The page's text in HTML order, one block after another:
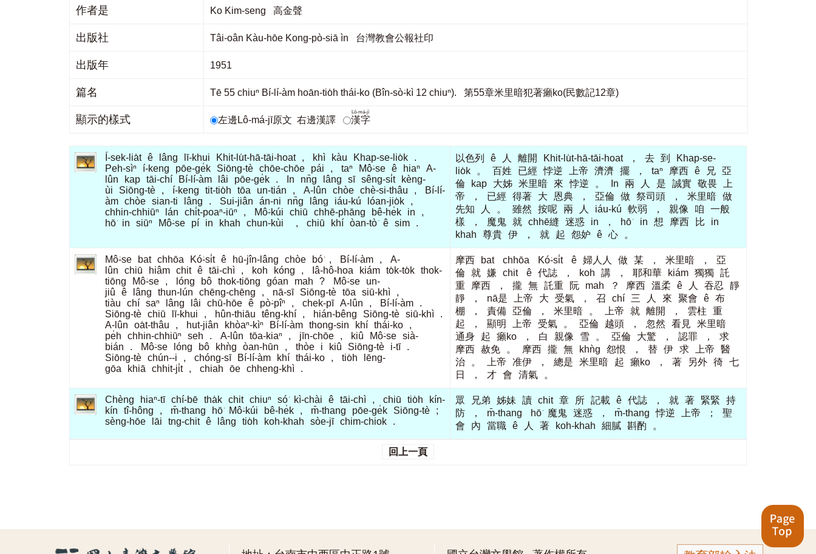
作者是 Ko Kim-seng 高金聲
出版社 Tâi-oân Kàu-hōe Kong-pò-siā ìn 台灣教會公報社印
出版年 1951
篇名 Tē 55 chiuⁿ Bí-lí-àm hoān-tio̍h thái-ko (Bîn-sò͘-kì 12 chiuⁿ). 第55章米里暗犯著癩ko(民數記12章)
顯示的樣式 左邊Lô-má-jī原文 右邊漢譯 漢字
Lô-má-jī
Í-sek-lia̍t ê lâng lī-khui Khit-lu̍t-hā-tāi-hoat , khì kàu Khap-se-lio̍k
.
Peh-sìⁿ
í-keng pōe-ge̍k Siōng-tè chōe-chōe pái , taⁿ Mô͘-se ê hiaⁿ
A-
lûn
kap tāi-chí Bí-lí-àm lâi pōe-ge̍k . In nn̄g lâng sī sêng-si̍t
kèng-
ùi
Siōng-tè , í-keng tit-tio̍h tōa un-tián , A-lûn chòe chè-si-thâu ,
Bí-lí-
àm chòe sian-ti lâng . Sui-jiân án-ni nn̄g lâng iáu-kú lóan-jio̍k
,
chhin-chhiūⁿ
lán chi̍t-poaⁿ-iūⁿ , Mô͘-kúi chiū chhē-phāng bê-he̍k in
,
hō͘
in siūⁿ Mô͘-se pí in khah chun-kùi , chiū khí òan-tò͘ ê sim .
以色列 ê 人 離開 Khit-lu̍t-hā-tāi-hoat ， 去 到
Khap-se-
lio̍k
。 百姓 已經 悖逆 上帝 濟濟 擺 ， taⁿ 摩西 ê 兄 亞
倫
kap 大姊 米里暗 來 悖逆 。 In 兩 人 是 誠實 敬畏
上
帝
， 已經 得著 大 恩典 ， 亞倫 做 祭司頭 ， 米里暗 做
先知
人 。 雖然 按呢 兩 人 iáu-kú 軟弱 ， 親像 咱
一般
樣
， 魔鬼 就 chhē縫 迷惑 in ， hō͘ in 想 摩西 比
in
khah
尊貴 伊 ， 就 起 怨妒 ê 心 。
Mô͘-se bat chhōa Kó͘-si̍t ê hū-jîn-lâng chòe bó͘ , Bí-lí-àm ,
A-
lûn
chiū hiâm chit ê tāi-chì , koh kóng , Iâ-hô-hoa kiám to̍k-to̍k thok-
tiōng
Mô͘-se , lóng bô thok-tiōng góan mah ? Mô͘-se
un-
jiû
ê lâng thun-lún chēng-chēng , nā-sī Siōng-tè tōa siū-khì
,
tiàu
chí saⁿ lâng lâi chū-hōe ê pò͘-pîⁿ , chek-pī A-lûn , Bí-lí-àm
.
Siōng-tè chiū lī-khui , hûn-thiāu têng-khí , hián-bêng Siōng-tè siū-khì
.
A-lûn
oa̍t-thâu , hut-jiân khòaⁿ-kìⁿ Bí-lí-àm thong-sin khí thái-ko
,
pe̍h
chhin-chhiūⁿ seh . A-lûn tōa-kiaⁿ , jīn-chōe , kiû Mô͘-se sià-
bián
. Mô͘-se lóng bô khǹg òan-hūn , thòe i kiû Siōng-tè i-tī
.
Siōng-tè chún--i , chóng-sī Bí-lí-àm khí thái-ko , tio̍h
lēng-
gōa
khiā chhit-ji̍t , chiah ōe chheng-khì .
摩西 bat chhōa Kó͘-si̍t ê 婦人人 做 某 ， 米里暗 ，
亞
倫
就 嫌 chit ê 代誌 ， koh 講 ， 耶和華 kiám 獨獨
託
重
摩西 ， 攏 無 託重 阮 mah ？ 摩西 溫柔 ê 人 吞忍
靜
靜
， nā是 上帝 大 受氣 ， 召 chí 三 人 來 聚會 ê 布
棚
， 責備 亞倫 ， 米里暗 。 上帝 就 離開 ， 雲柱
重
起
， 顯明 上帝 受氣 。 亞倫 越頭 ， 忽然 看見
米里暗
通身
起 癩ko ， 白 親像 雪 。 亞倫 大驚 ， 認罪 ，
求
摩西 赦免 。 摩西 攏 無 khǹg 怨恨 ， 替 伊 求 上帝
醫
治
。 上帝 准伊 ， 總是 米里暗 起 癩ko ， 著 另外 徛 七
日
， 才 會 清氣 。
Chèng hiaⁿ-tī chí-bē tha̍k chit chiuⁿ só͘ kì-chài ê tāi-chì , chiū tio̍h
kín-
kín
tî-hông , m̄-thang hō͘ Mô͘-kúi bê-he̍k , m̄-thang pōe-ge̍k Siōng-tè
;
sèng-hōe
lāi tng-chit ê lâng tio̍h koh-khah sòe-jī chim-chiok .
眾 兄弟 姊妹 讀 chit 章 所 記載 ê 代誌 ， 就 著 緊緊
持
防
， m̄-thang hō͘ 魔鬼 迷惑 ， m̄-thang 悖逆 上帝 ；
聖
會
內 當職 ê 人 著 koh-khah 細膩 斟酌 。
回上一頁